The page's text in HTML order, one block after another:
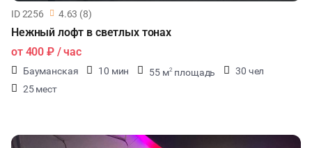
ID 2256 4.63 (8)
Нежный лофт в светлых тонах
от 400 ₽/ час
Бауманская 10 мин 55 м2 площадь
30 чел
25 мест